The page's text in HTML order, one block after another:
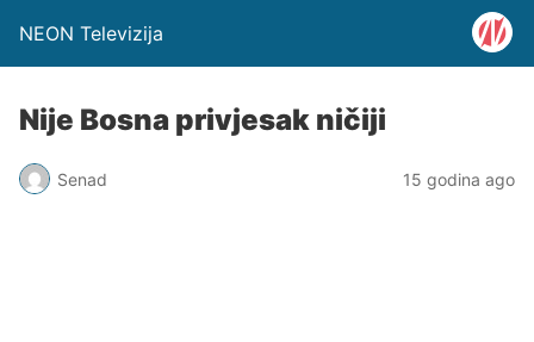
NEON Televizija
Nije Bosna privjesak ničiji
Senad 15 godina ago